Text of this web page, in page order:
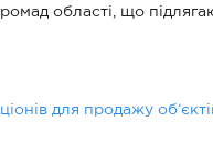
області, що
для продажу